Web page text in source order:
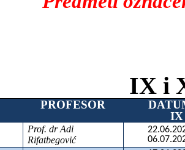
IX i
PROFESOR
IX
Prof. dr Adi
Rifatbegović